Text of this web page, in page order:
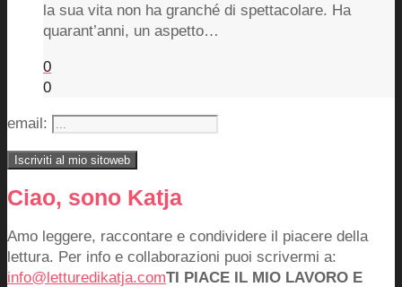
la sua vita non ha granché di spettacolare. Ha
quarant’anni, un aspetto…
0
0
email:
Ciao, sono Katja
Amo leggere, raccontare e condividere il piacere della
lettura. Per info e collaborazioni puoi scrivermi a:
info@letturedikatja.comTI PIACE IL MIO LAVORO E